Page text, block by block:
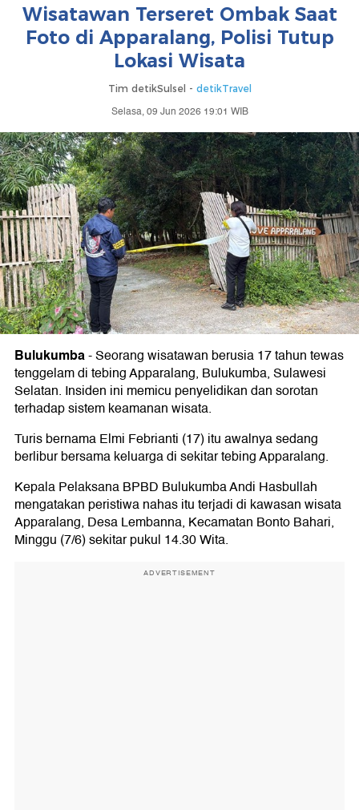
Wisatawan Terseret Ombak Saat
Foto di Apparalang, Polisi Tutup
Lokasi Wisata
Tim detikSulsel - detikTravel
Selasa, 09 Jun 2026 19:01 WIB
Bulukumba-Seorang wisatawan berusia 17 tahun tewas
tenggelam di tebing Apparalang, Bulukumba, Sulawesi
Selatan. Insiden ini memicu penyelidikan dan sorotan
terhadap sistem keamanan wisata.
Turis bernama Elmi Febrianti (17) itu awalnya sedang
berlibur bersama keluarga di sekitar tebing Apparalang.
Kepala Pelaksana BPBD Bulukumba Andi Hasbullah
mengatakan peristiwa nahas itu terjadi di kawasan wisata
Apparalang, Desa Lembanna, Kecamatan Bonto Bahari,
Minggu (7/6) sekitar pukul 14.30 Wita.
ADVERTISEMENT